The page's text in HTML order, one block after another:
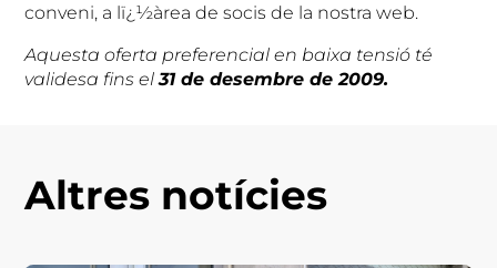
conveni, a lï¿½àrea de socis de la nostra web.
Aquesta oferta preferencial en baixa tensió té
validesa fins el 31 de desembre de 2009.
Altres notícies